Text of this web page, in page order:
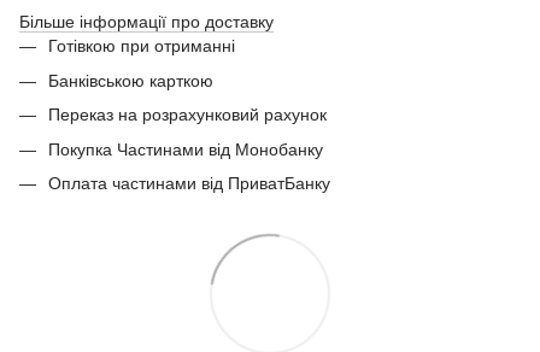
Більше інформації про доставку
Готівкою при отриманні
Банківською карткою
Переказ на розрахунковий рахунок
Покупка Частинами від Монобанку
Оплата частинами від ПриватБанку